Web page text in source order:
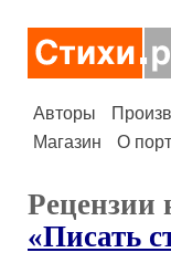
Авторы
Магазин
О
Рецензии
«Писать